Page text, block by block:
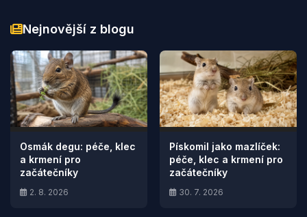
Nejnovější z blogu
Osmák degu: péče, klec
a krmení pro
začátečníky
2. 8. 2026
Pískomil jako mazlíček:
péče, klec a krmení pro
začátečníky
30. 7. 2026